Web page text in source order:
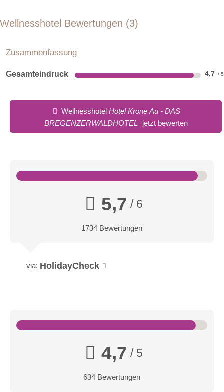
Komfort Zimmer
Morgen in unserem Superior Zimmer bietet Ihnen ein
Wellnesshotel Bewertungen 3
Zusammenfassung
Gesamteindruck 4,7
WellnesshotelHotel Krone Au - DAS
BREGENZERWALDHOTEL
jetzt bewerten
5,7 / 6
1734 Bewertungen
via: HolidayCheck
4,7 / 5
634 Bewertungen